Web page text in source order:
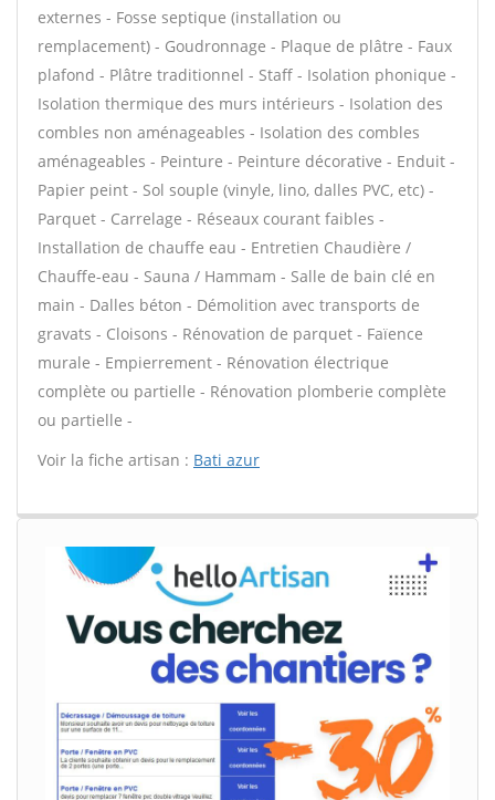
externes - Fosse septique (installation ou
remplacement) - Goudronnage - Plaque de plâtre - Faux
plafond - Plâtre traditionnel - Staff - Isolation phonique -
Isolation thermique des murs intérieurs - Isolation des
combles non aménageables - Isolation des combles
aménageables - Peinture - Peinture décorative - Enduit -
Papier peint - Sol souple (vinyle, lino, dalles PVC, etc) -
Parquet - Carrelage - Réseaux courant faibles -
Installation de chauffe eau - Entretien Chaudière /
Chauffe-eau - Sauna / Hammam - Salle de bain clé en
main - Dalles béton - Démolition avec transports de
gravats - Cloisons - Rénovation de parquet - Faïence
murale - Empierrement - Rénovation électrique
complète ou partielle - Rénovation plomberie complète
ou partielle -
Voir la fiche artisan : Bati azur